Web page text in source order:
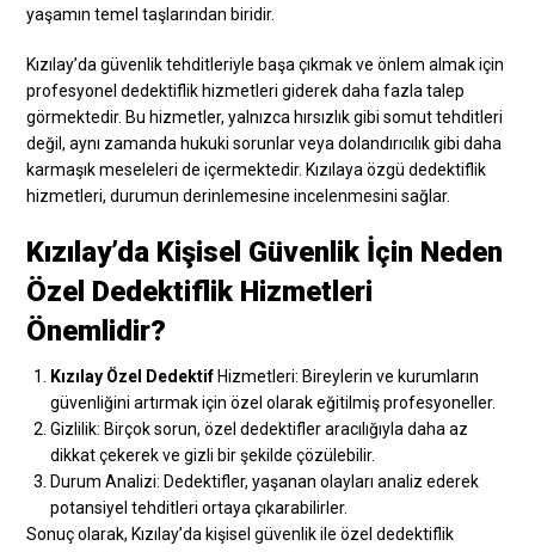
yaşamın temel taşlarından biridir.
Kızılay’da güvenlik tehditleriyle başa çıkmak ve önlem almak için
profesyonel dedektiflik hizmetleri giderek daha fazla talep
görmektedir. Bu hizmetler, yalnızca hırsızlık gibi somut tehditleri
değil, aynı zamanda hukuki sorunlar veya dolandırıcılık gibi daha
karmaşık meseleleri de içermektedir. Kızılaya özgü dedektiflik
hizmetleri, durumun derinlemesine incelenmesini sağlar.
Kızılay’da Kişisel Güvenlik İçin Neden
Özel Dedektiflik Hizmetleri
Önemlidir?
Kızılay Özel Dedektif Hizmetleri: Bireylerin ve kurumların
güvenliğini artırmak için özel olarak eğitilmiş profesyoneller.
Gizlilik: Birçok sorun, özel dedektifler aracılığıyla daha az
dikkat çekerek ve gizli bir şekilde çözülebilir.
Durum Analizi: Dedektifler, yaşanan olayları analiz ederek
potansiyel tehditleri ortaya çıkarabilirler.
Sonuç olarak, Kızılay’da kişisel güvenlik ile özel dedektiflik